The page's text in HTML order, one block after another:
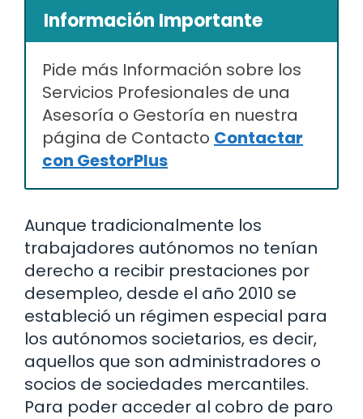
Información Importante
Pide más Información sobre los
Servicios Profesionales de una
Asesoría o Gestoría en nuestra
página de Contacto Contactar
con GestorPlus
Aunque tradicionalmente los
trabajadores autónomos no tenían
derecho a recibir prestaciones por
desempleo, desde el año 2010 se
estableció un régimen especial para
los autónomos societarios, es decir,
aquellos que son administradores o
socios de sociedades mercantiles.
Para poder acceder al cobro de paro